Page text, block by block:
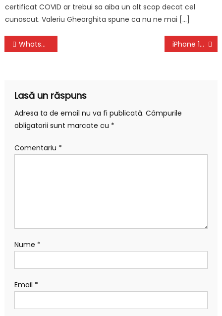
certificat COVID ar trebui sa aiba un alt scop decat cel
cunoscut. Valeriu Gheorghita spune ca nu ne mai […]
Navigare
WhatsApp: Schimbari ASCUNSE in Telefoanele iPhone, Android iPhone 13: Primul HANDS-ON VIDEO cu care Apple Uimeste Lumea
Lasă un răspuns
Adresa ta de email nu va fi publicată. Câmpurile
obligatorii sunt marcate cu *
Comentariu *
Nume *
Email *